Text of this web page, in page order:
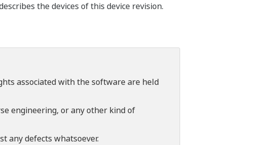
the devices of this device revision.
associated with the software are held
engineering, or any other kind of
any defects whatsoever.